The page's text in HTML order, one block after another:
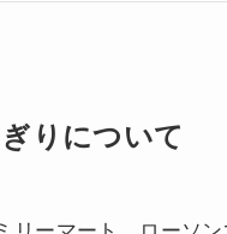
りについて